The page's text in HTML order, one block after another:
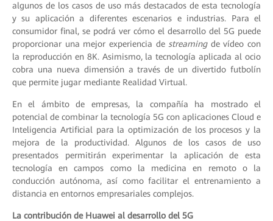
algunos de los casos de uso más destacados de esta tecnología
y su aplicación a diferentes escenarios e industrias. Para el
consumidor final, se podrá ver cómo el desarrollo del 5G puede
proporcionar una mejor experiencia de streamingde vídeo con
la reproducción en 8K. Asimismo, la tecnología aplicada al ocio
cobra una nueva dimensión a través de un divertido futbolín
que permite jugar mediante Realidad Virtual.
En el ámbito de empresas, la compañía ha mostrado el
potencial de combinar la tecnología 5G con aplicaciones Cloud e
Inteligencia Artificial para la optimización de los procesos y la
mejora de la productividad. Algunos de los casos de uso
presentados permitirán experimentar la aplicación de esta
tecnología en campos como la medicina en remoto o la
conducción autónoma, así como facilitar el entrenamiento a
distancia en entornos empresariales complejos.
La contribución de Huawei al desarrollo del 5G